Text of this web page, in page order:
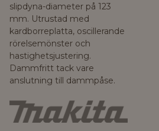
slipdyna-diameter på 123
mm. Utrustad med
kardborreplatta, oscillerande
rörelsemönster och
hastighetsjustering.
Dammfritt tack vare
anslutning till dammpåse.